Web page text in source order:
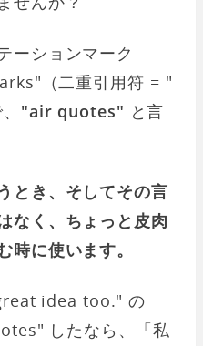
ーションマーク
（二重引用符 = "
"air quotes" と言
とき、そしてその言
なく、ちょっと皮肉
時に使います。
idea too." の
したなら、「私